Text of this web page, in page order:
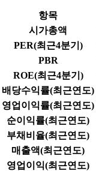
항목
시가총액
PER(최근4분기)
PBR
ROE(최근4분기)
배당수익률(최근연도)
영업이익률(최근연도)
순이익률(최근연도)
부채비율(최근연도)
매출액(최근연도)
영업이익(최근연도)